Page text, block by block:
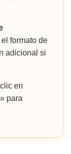
formato de
adicional si
en
para